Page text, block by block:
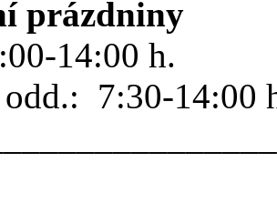
prázdniny
14:00 h.
7:30-14:00